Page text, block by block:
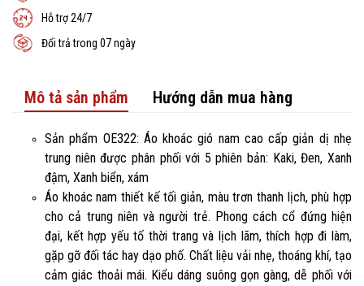
Hỗ trợ 24/7
Đổi trả trong 07 ngày
Mô tả sản phẩm Hướng dẫn mua hàng
Sản phẩm OE322: Áo khoác gió nam cao cấp giản dị nhẹ
trung niên được phân phối với 5 phiên bản: Kaki, Đen, Xanh
đậm, Xanh biển, xám
Áo khoác nam thiết kế tối giản, màu trơn thanh lịch, phù hợp
cho cả trung niên và người trẻ. Phong cách cổ đứng hiện
đại, kết hợp yếu tố thời trang và lịch lãm, thích hợp đi làm,
gặp gỡ đối tác hay dạo phố. Chất liệu vải nhẹ, thoáng khí, tạo
cảm giác thoải mái. Kiểu dáng suông gọn gàng, dễ phối với